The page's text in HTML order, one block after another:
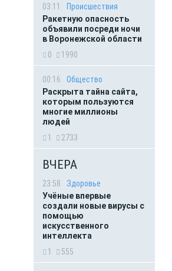
03:11
Происшествия
Ракетную опасность
объявили посреди ночи
в Воронежской области
0
1990
00:16
Общество
Раскрыта тайна сайта,
которым пользуются
многие миллионы
людей
1
2733
ВЧЕРА
23:58
Здоровье
Учёные впервые
создали новые вирусы с
помощью
искусственного
интеллекта
1
555